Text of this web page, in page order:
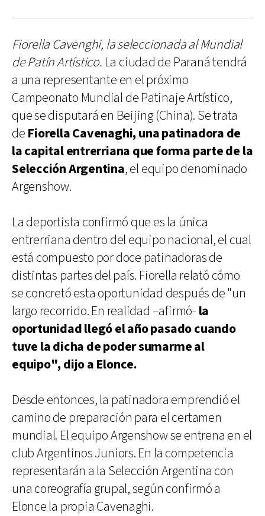
Fiorella Cavenghi, la seleccionada al Mundial
de Patín Artístico. La ciudad de Paraná tendrá
a una representante en el próximo
Campeonato Mundial de Patinaje Artístico,
que se disputará en Beijing (China). Se trata
de Fiorella Cavenaghi, una patinadora de
la capital entrerriana que forma parte de la
Selección Argentina, el equipo denominado
Argenshow.
La deportista confirmó que es la única
entrerriana dentro del equipo nacional, el cual
está compuesto por doce patinadoras de
distintas partes del país. Fiorella relató cómo
se concretó esta oportunidad después de "un
largo recorrido. En realidad –afirmó- la
oportunidad llegó el año pasado cuando
tuve la dicha de poder sumarme al
equipo", dijo a Elonce.
Desde entonces, la patinadora emprendió el
camino de preparación para el certamen
mundial. El equipo Argenshow se entrena en el
club Argentinos Juniors. En la competencia
representarán a la Selección Argentina con
una coreografía grupal, según confirmó a
Elonce la propia Cavenaghi.